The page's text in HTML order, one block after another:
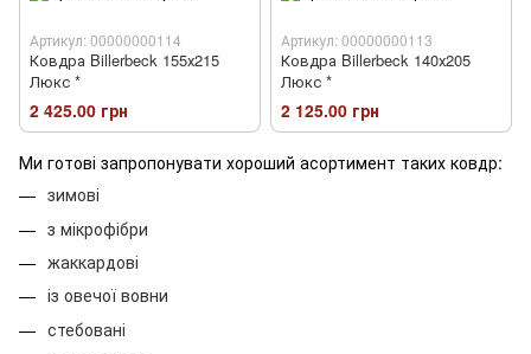
Артикул: 00000000114
Ковдра Billerbeck 155х215
Люкс *
2 425.00 грн
Артикул: 00000000113
Ковдра Billerbeck 140х205
Люкс *
2 125.00 грн
Ми готові запропонувати хороший асортимент таких ковдр:
зимові
з мікрофібри
жаккардові
із овечої вовни
стебовані